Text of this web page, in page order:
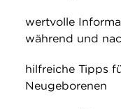
wertvolle
während und
hilfreiche Tipps
Neugeborenen